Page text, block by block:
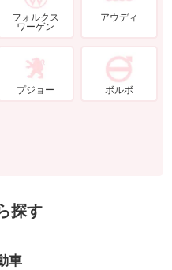
フォルクス
ワーゲン
アウディ
プジョー ボルボ
探す
車